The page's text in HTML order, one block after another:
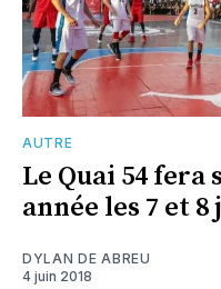
AUTRE
Le Quai 54
année les 7 et
DYLAN DE ABREU
4 juin 2018